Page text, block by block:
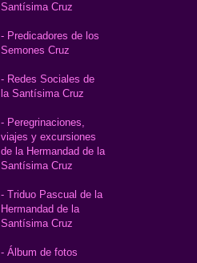
Santísima Cruz
- Predicadores de los
Semones Cruz
- Redes Sociales de
la Santísima Cruz
- Peregrinaciones,
viajes y excursiones
de la Hermandad de la
Santísima Cruz
- Triduo Pascual de la
Hermandad de la
Santísima Cruz
- Álbum de fotos